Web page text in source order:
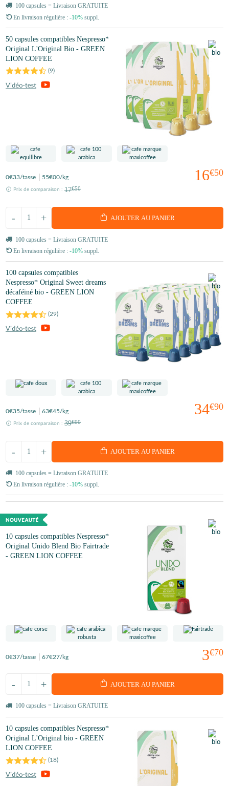
100 capsules = Livraison GRATUITE
En livraison régulière : -10% suppl.
50 capsules compatibles Nespresso*
Original L'Original Bio - GREEN
LION COFFEE
(9)
16€50
0€33/tasse 55€00/kg
Prix de comparaison : 17€50
+
- AJOUTER AU PANIER
100 capsules = Livraison GRATUITE
En livraison régulière : -10% suppl.
100 capsules compatibles
Nespresso* Original Sweet dreams
décaféiné bio - GREEN LION
COFFEE
(29)
34€90
0€35/tasse 63€45/kg
Prix de comparaison : 39€00
+
- AJOUTER AU PANIER
100 capsules = Livraison GRATUITE
En livraison régulière : -10% suppl.
10 capsules compatibles Nespresso*
Original Unido Blend Bio Fairtrade
- GREEN LION COFFEE
3€70
0€37/tasse 67€27/kg
+
- AJOUTER AU PANIER
100 capsules = Livraison GRATUITE
10 capsules compatibles Nespresso*
Original L'Original bio - GREEN
LION COFFEE
(18)